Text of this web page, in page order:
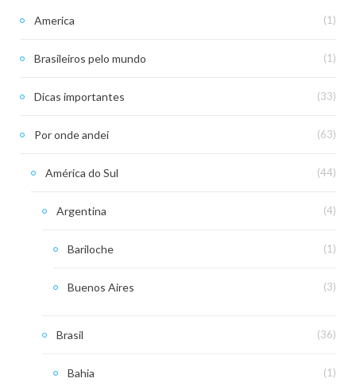
America (1)
Brasileiros pelo mundo (1)
Dicas importantes (33)
Por onde andei (63)
América do Sul (44)
Argentina (4)
Bariloche (1)
Buenos Aires (3)
Brasil (36)
Bahia (1)